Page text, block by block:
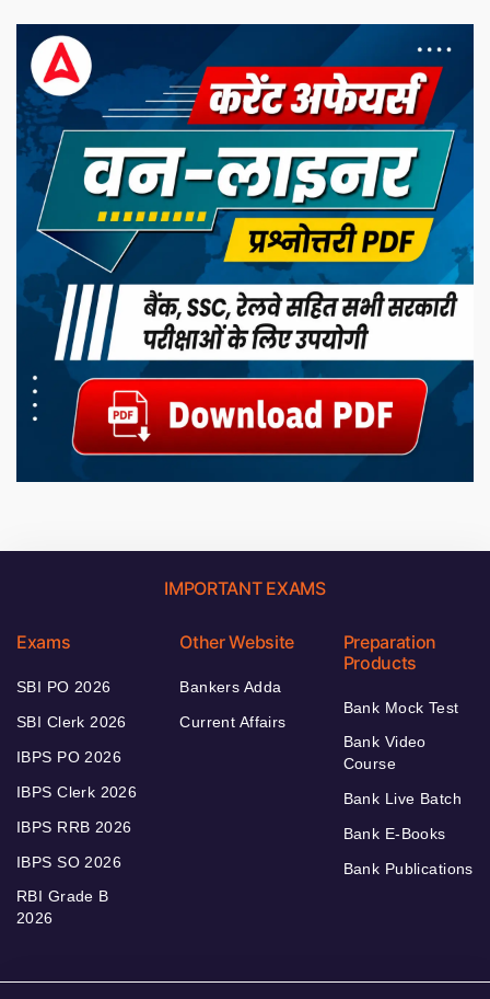
IMPORTANT EXAMS
Exams
SBI PO 2026
SBI Clerk 2026
IBPS PO 2026
IBPS Clerk 2026
IBPS RRB 2026
IBPS SO 2026
RBI Grade B
2026
Other Website
Bankers Adda
Current Affairs
Preparation
Products
Bank Mock Test
Bank Video
Course
Bank Live Batch
Bank E-Books
Bank Publications